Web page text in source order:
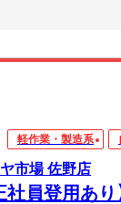
軽作業・製造系
市場 佐野店
社員登用あ